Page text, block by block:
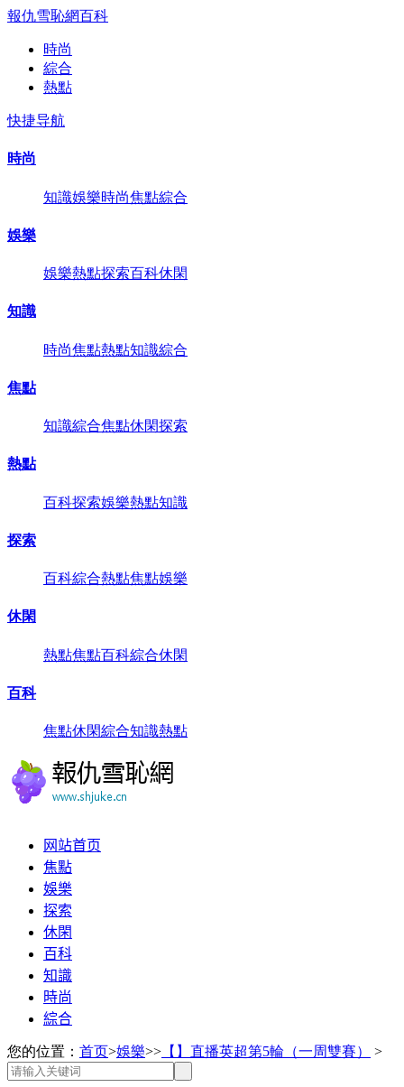
報仇雪恥網百科
時尚
綜合
熱點
快捷导航
時尚
知識娛樂時尚焦點綜合
娛樂
娛樂熱點探索百科休閑
知識
時尚焦點熱點知識綜合
焦點
知識綜合焦點休閑探索
熱點
百科探索娛樂熱點知識
探索
百科綜合熱點焦點娛樂
休閑
熱點焦點百科綜合休閑
百科
焦點休閑綜合知識熱點
网站首页
焦點
娛樂
探索
休閑
百科
知識
時尚
綜合
您的位置： 首页>娛樂>> 【】直播英超第5輪（一周雙賽） >